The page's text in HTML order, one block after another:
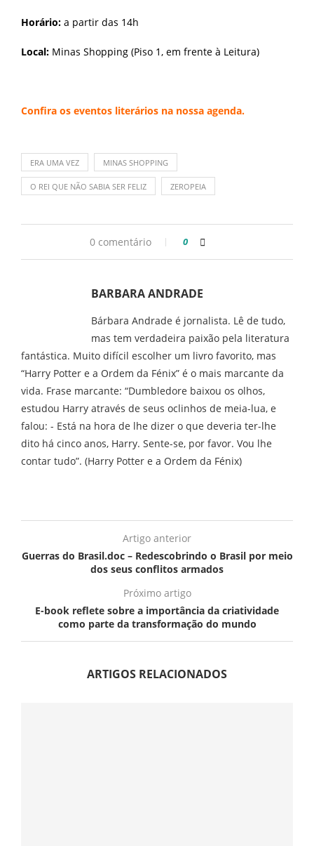
Horário: a partir das 14h
Local: Minas Shopping (Piso 1, em frente à Leitura)
Confira os eventos literários na nossa agenda.
ERA UMA VEZ MINAS SHOPPING
O REI QUE NÃO SABIA SER FELIZ ZEROPEIA
0 comentário 0
BARBARA ANDRADE
Bárbara Andrade é jornalista. Lê de tudo,
mas tem verdadeira paixão pela literatura
fantástica. Muito difícil escolher um livro favorito, mas
“Harry Potter e a Ordem da Fénix” é o mais marcante da
vida. Frase marcante: “Dumbledore baixou os olhos,
estudou Harry através de seus oclinhos de meia-lua, e
falou: - Está na hora de lhe dizer o que deveria ter-lhe
dito há cinco anos, Harry. Sente-se, por favor. Vou lhe
contar tudo”. (Harry Potter e a Ordem da Fénix)
Artigo anterior
Guerras do Brasil.doc – Redescobrindo o Brasil por meio
dos seus conflitos armados
Próximo artigo
E-book reflete sobre a importância da criatividade
como parte da transformação do mundo
ARTIGOS RELACIONADOS